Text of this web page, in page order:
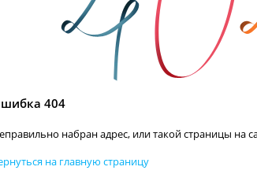
404
набран адрес, или такой страницы на
на главную страницу